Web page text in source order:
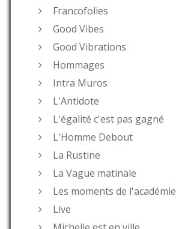
Francofolies
Good Vibes
Good Vibrations
Hommages
Intra Muros
L'Antidote
L'égalité c'est pas gagné
L'Homme Debout
La Rustine
La Vague matinale
Les moments de l'académie
Live